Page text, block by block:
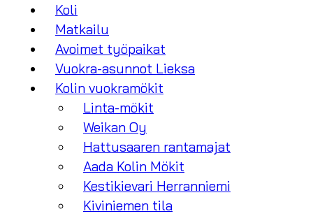
Koli
Matkailu
Avoimet työpaikat
Vuokra-asunnot Lieksa
Kolin vuokramökit
Linta-mökit
Weikan Oy
Hattusaaren rantamajat
Aada Kolin Mökit
Kestikievari Herranniemi
Kiviniemen tila